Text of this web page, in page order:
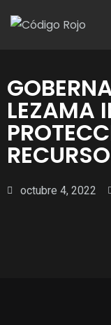
LEZAMA
octubre 4, 2022